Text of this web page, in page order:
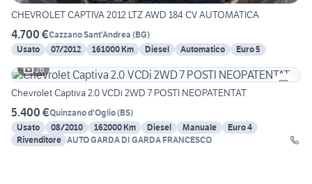
CHEVROLET CAPTIVA 2012 LTZ AWD 184 CV AUTOMATICA
4.700 €Cazzano Sant'Andrea (BG)
Usato
07/2012 161000 Km Diesel Automatico
Euro 5
26
Chevrolet Captiva 2.0 VCDi 2WD 7 POSTI NEOPATENTAT
5.400 €Quinzano d'Oglio(BS)
Usato
08/2010 162000 Km Diesel Manuale
Euro 4
Rivenditore AUTO GARDA DI GARDA FRANCESCO